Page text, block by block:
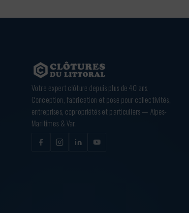
Votre expert clôture depuis plus de 40 ans.
Conception, fabrication et pose pour collectivités,
entreprises, copropriétés et particuliers — Alpes-
Maritimes & Var.